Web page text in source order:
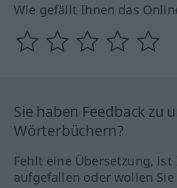
Wie gefällt Ihnen das
Sie haben Feedback zu
Wörterbüchern?
Fehlt eine Übersetzung,
aufgefallen oder wollen